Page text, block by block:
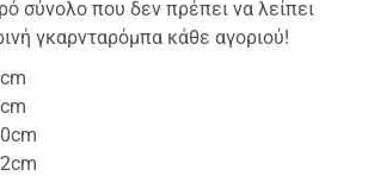
σύνολο που δεν πρέπει να λείπει
γκαρνταρόμπα κάθε αγοριού!